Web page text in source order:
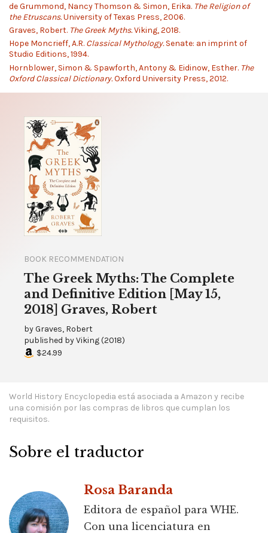
de Grummond, Nancy Thomson & Simon, Erika. The Religion of
the Etruscans.University of Texas Press, 2006.
Graves, Robert. The Greek Myths.Viking, 2018.
Hope Moncrieff, A.R. Classical Mythology.Senate: an imprint of
Studio Editions, 1994.
Hornblower, Simon & Spawforth, Antony & Eidinow, Esther. The
Oxford Classical Dictionary.Oxford University Press, 2012.
BOOK RECOMMENDATION
The Greek Myths: The Complete
and Definitive Edition [May 15,
2018] Graves, Robert
byGraves, Robert
published byViking(2018)
$24.99
World History Encyclopedia está asociada a Amazon y recibe
una comisión por las compras de libros que cumplan los
requisitos.
Sobre el traductor
Rosa Baranda
Editora de español para WHE.
Con una licenciatura en